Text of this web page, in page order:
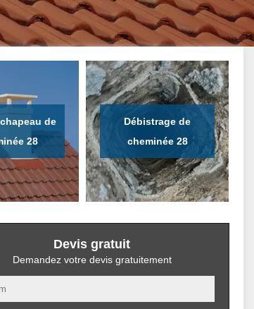
de
28
Débistrage de
cheminée 28
Devis gratuit
Demandez votre devis gratuitement